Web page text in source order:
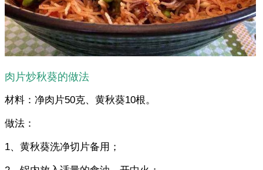
肉片炒秋葵的做法
材料：净肉片50克、黄秋葵10根。
做法：
1、黄秋葵洗净切片备用；